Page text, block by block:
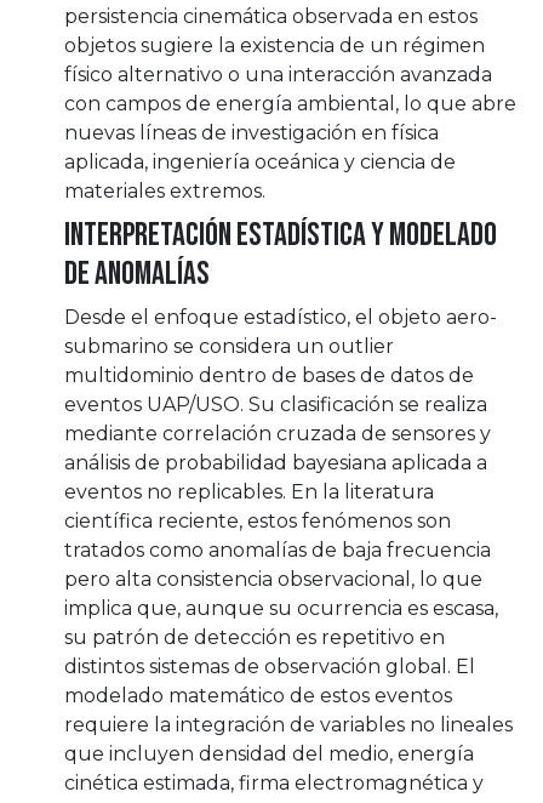
persistencia cinemática observada en estos
objetos sugiere la existencia de un régimen
físico alternativo o una interacción avanzada
con campos de energía ambiental, lo que abre
nuevas líneas de investigación en física
aplicada, ingeniería oceánica y ciencia de
materiales extremos.
Interpretación estadística y modelado
de anomalías
Desde el enfoque estadístico, el objeto aero-
submarino se considera un outlier
multidominio dentro de bases de datos de
eventos UAP/USO. Su clasificación se realiza
mediante correlación cruzada de sensores y
análisis de probabilidad bayesiana aplicada a
eventos no replicables. En la literatura
científica reciente, estos fenómenos son
tratados como anomalías de baja frecuencia
pero alta consistencia observacional, lo que
implica que, aunque su ocurrencia es escasa,
su patrón de detección es repetitivo en
distintos sistemas de observación global. El
modelado matemático de estos eventos
requiere la integración de variables no lineales
que incluyen densidad del medio, energía
cinética estimada, firma electromagnética y